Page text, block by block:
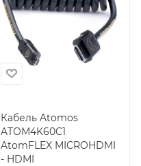
Кабель Atomos
ATOM4K60C1
AtomFLEX MICROHDMI
- HDMI